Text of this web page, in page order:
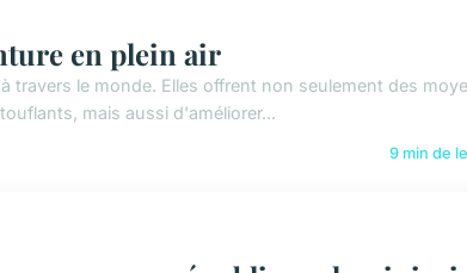
en plein air
travers le monde. Elles offrent non seulement des
mais aussi d'améliorer...
9 min de